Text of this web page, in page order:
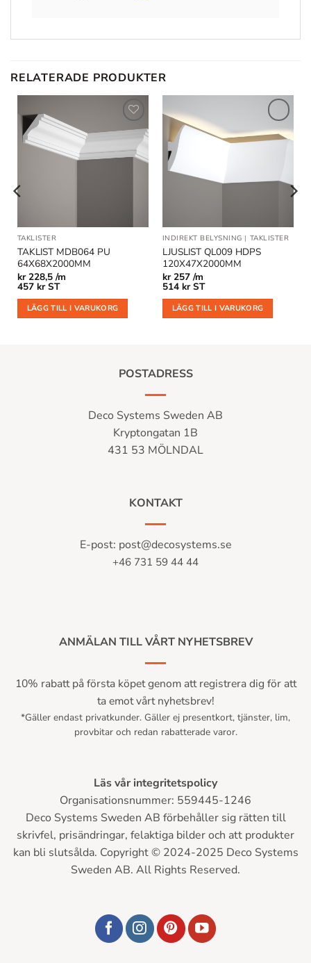
RELATERADE PRODUKTER
Lägg till
i
önskelistan
TAKLISTER
TAKLIST MDB064 PU
64X68X2000MM
kr228,5 /m
457 kr ST
LÄGG TILL I VARUKORG
Lägg till
INDIREKT BELYSNING | TAKLISTER
LJUSLIST QL009 HDPS
120X47X2000MM
kr257 /m
514 kr ST
LÄGG TILL I VARUKORG
POSTADRESS
Deco Systems Sweden AB
Kryptongatan 1B
431 53 MÖLNDAL
KONTAKT
E-post: post@decosystems.se
+46 731 59 44 44
ANMÄLAN TILL VÅRT NYHETSBREV
10% rabatt på första köpet genom att registrera dig för att
ta emot vårt nyhetsbrev!
*Gäller endast privatkunder. Gäller ej presentkort, tjänster, lim,
provbitar och redan rabatterade varor.
Läs vår integritetspolicy
Organisationsnummer: 559445-1246
Deco Systems Sweden AB förbehåller sig rätten till
skrivfel, prisändringar, felaktiga bilder och att produkter
kan bli slutsålda. Copyright © 2024-2025 Deco Systems
Sweden AB. All Rights Reserved.